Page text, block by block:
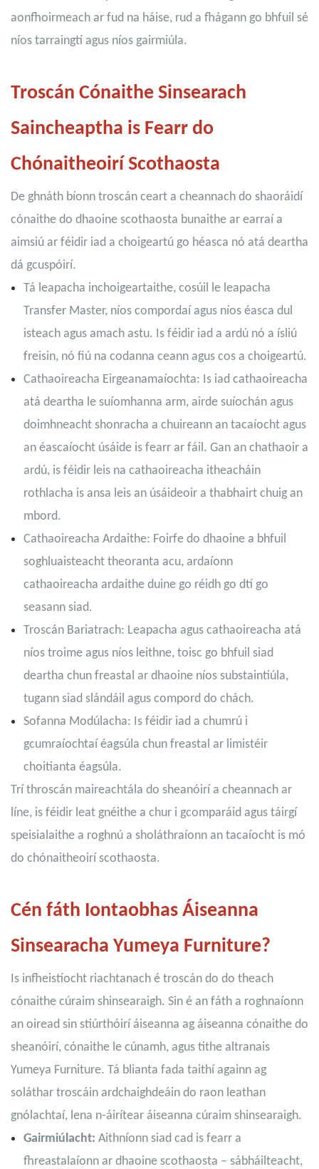
aonfhoirmeach ar fud na háise, rud a fhágann go bhfuil sé
níos tarraingtí agus níos gairmiúla.
Troscán Cónaithe Sinsearach
Saincheaptha is Fearr do
Chónaitheoirí Scothaosta
De ghnáth bíonn troscán ceart a cheannach do shaoráidí
cónaithe do dhaoine scothaosta bunaithe ar earraí a
aimsiú ar féidir iad a choigeartú go héasca nó atá deartha
dá gcuspóirí.
Tá leapacha inchoigeartaithe, cosúil le leapacha
Transfer Master, níos compordaí agus níos éasca dul
isteach agus amach astu. Is féidir iad a ardú nó a ísliú
freisin, nó fiú na codanna ceann agus cos a choigeartú.
Cathaoireacha Eirgeanamaíochta: Is iad cathaoireacha
atá deartha le suíomhanna arm, airde suíochán agus
doimhneacht shonracha a chuireann an tacaíocht agus
an éascaíocht úsáide is fearr ar fáil. Gan an chathaoir a
ardú, is féidir leis na cathaoireacha itheacháin
rothlacha is ansa leis an úsáideoir a thabhairt chuig an
mbord.
Cathaoireacha Ardaithe: Foirfe do dhaoine a bhfuil
soghluaisteacht theoranta acu, ardaíonn
cathaoireacha ardaithe duine go réidh go dtí go
seasann siad.
Troscán Bariatrach: Leapacha agus cathaoireacha atá
níos troime agus níos leithne, toisc go bhfuil siad
deartha chun freastal ar dhaoine níos substaintiúla,
tugann siad slándáil agus compord do chách.
Sofanna Modúlacha: Is féidir iad a chumrú i
gcumraíochtaí éagsúla chun freastal ar limistéir
choitianta éagsúla.
Trí throscán maireachtála do sheanóirí a cheannach ar
líne, is féidir leat gnéithe a chur i gcomparáid agus táirgí
speisialaithe a roghnú a sholáthraíonn an tacaíocht is mó
do chónaitheoirí scothaosta.
Cén fáth Iontaobhas Áiseanna
Sinsearacha Yumeya Furniture?
Is infheistíocht riachtanach é troscán do do theach
cónaithe cúraim shinsearaigh. Sin é an fáth a roghnaíonn
an oiread sin stiúrthóirí áiseanna ag áiseanna cónaithe do
sheanóirí, cónaithe le cúnamh, agus tithe altranais
Yumeya Furniture. Tá blianta fada taithí againn ag
soláthar troscáin ardchaighdeáin do raon leathan
gnólachtaí, lena n-áirítear áiseanna cúraim shinsearaigh.
Gairmiúlacht: Aithníonn siad cad is fearr a
fhreastalaíonn ar dhaoine scothaosta – sábháilteacht,